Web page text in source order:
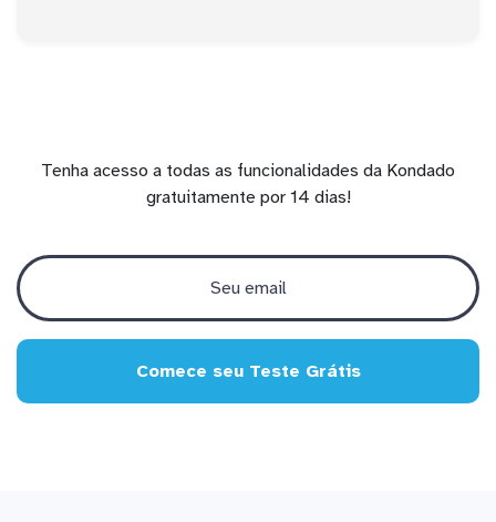
Tenha acesso a todas as funcionalidades da Kondado
gratuitamente por 14 dias!
Comece seu Teste Grátis